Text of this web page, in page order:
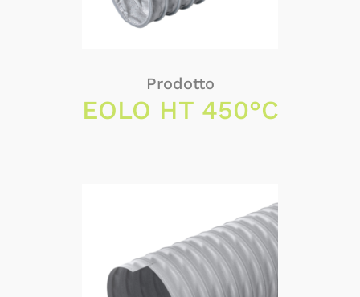
Prodotto
EOLO HT 450°C